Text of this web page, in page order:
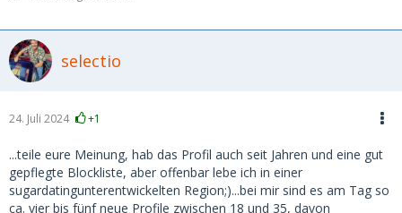
selectio
24. Juli 2024 +1
...teile eure Meinung, hab das Profil auch seit Jahren und eine gut
gepflegte Blockliste, aber offenbar lebe ich in einer
sugardatingunterentwickelten Region;)...bei mir sind es am Tag so
ca. vier bis fünf neue Profile zwischen 18 und 35, davon